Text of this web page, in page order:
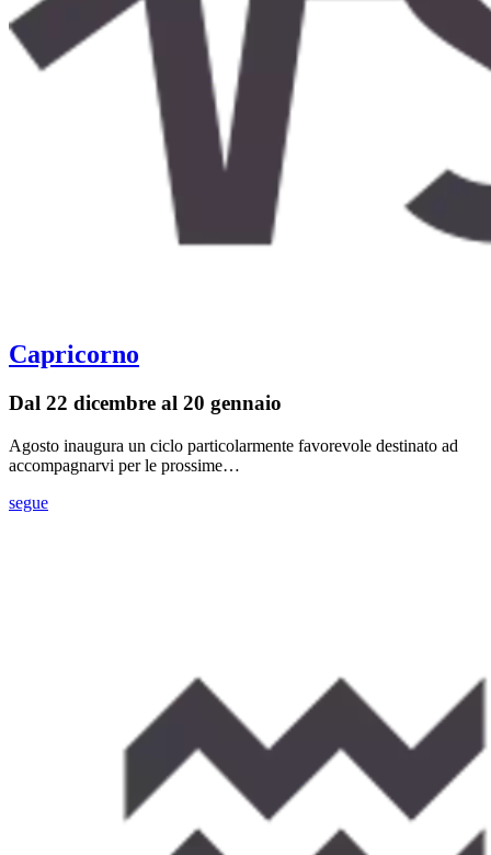
Capricorno
Dal 22 dicembre al 20 gennaio
Agosto inaugura un ciclo particolarmente favorevole destinato ad
accompagnarvi per le prossime…
segue